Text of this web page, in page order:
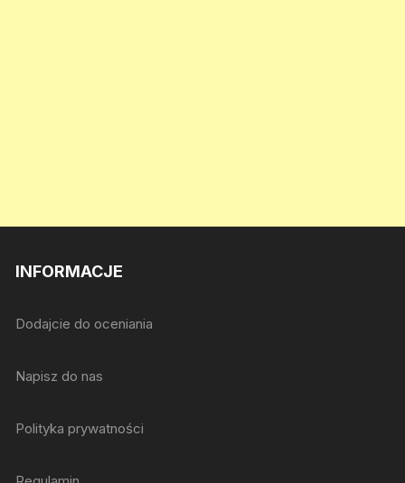
INFORMACJE
Dodajcie do oceniania
Napisz do nas
Polityka prywatności